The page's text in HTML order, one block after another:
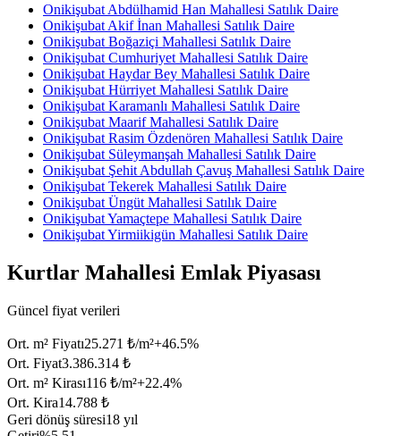
Onikişubat Abdülhamid Han Mahallesi Satılık Daire
Onikişubat Akif İnan Mahallesi Satılık Daire
Onikişubat Boğaziçi Mahallesi Satılık Daire
Onikişubat Cumhuriyet Mahallesi Satılık Daire
Onikişubat Haydar Bey Mahallesi Satılık Daire
Onikişubat Hürriyet Mahallesi Satılık Daire
Onikişubat Karamanlı Mahallesi Satılık Daire
Onikişubat Maarif Mahallesi Satılık Daire
Onikişubat Rasim Özdenören Mahallesi Satılık Daire
Onikişubat Süleymanşah Mahallesi Satılık Daire
Onikişubat Şehit Abdullah Çavuş Mahallesi Satılık Daire
Onikişubat Tekerek Mahallesi Satılık Daire
Onikişubat Üngüt Mahallesi Satılık Daire
Onikişubat Yamaçtepe Mahallesi Satılık Daire
Onikişubat Yirmiikigün Mahallesi Satılık Daire
Kurtlar Mahallesi Emlak Piyasası
Güncel fiyat verileri
Ort. m² Fiyatı25.271 ₺/m²+46.5%
Ort. Fiyat3.386.314 ₺
Ort. m² Kirası116 ₺/m²+22.4%
Ort. Kira14.788 ₺
Geri dönüş süresi18 yıl